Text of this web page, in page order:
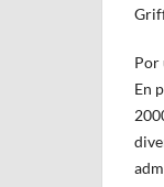
Por
En